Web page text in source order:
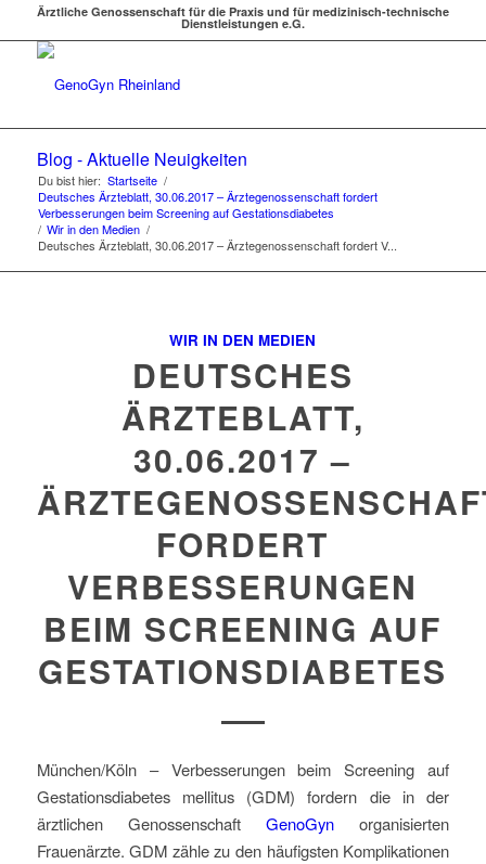
Ärztliche Genossenschaft für die Praxis und für medizinisch-technische
Dienstleistungen e.G.
Blog - Aktuelle Neuigkeiten
Du bist hier: Startseite /
Deutsches Ärzteblatt, 30.06.2017 – Ärztegenossenschaft fordert
Verbesserungen beim Screening auf Gestationsdiabetes
/ Wir in den Medien /
Deutsches Ärzteblatt, 30.06.2017 – Ärztegenossenschaft fordert V...
WIR IN DEN MEDIEN
DEUTSCHES
ÄRZTEBLATT,
30.06.2017 –
FORDERT
VERBESSERUNGEN
BEIM SCREENING AUF
GESTATIONSDIABETES
München/Köln – Verbesserungen beim Screening auf
Gestationsdiabetes mellitus (GDM) fordern die in der
ärztlichen GenossenschaftGenoGyn organisierten
Frauenärzte. GDM zähle zu den häufigsten Komplikationen